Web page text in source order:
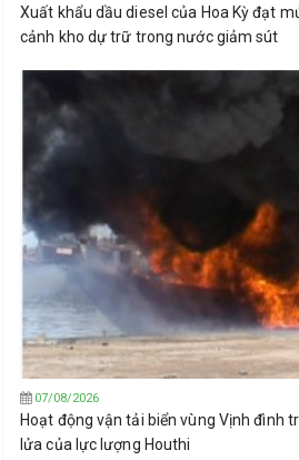
Xuất khẩu dầu diesel của Hoa Kỳ đạt
cảnh kho dự trữ trong nước giảm sút
07/08/2026
Hoạt động vận tải biển vùng Vịnh đình
lửa của lực lượng Houthi